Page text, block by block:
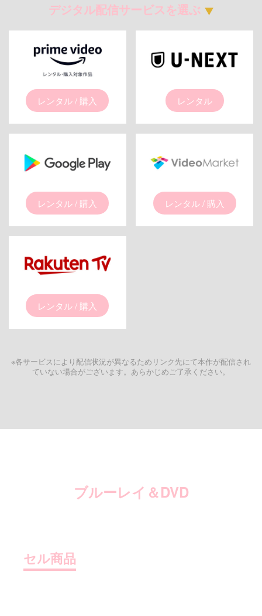
デジタル配信サービスを選ぶ
レンタル / 購入 レンタル
レンタル / 購入 レンタル / 購入
レンタル / 購入
※各サービスにより配信状況が異なるためリンク先にて本作が配信され
ていない場合がございます。あらかじめご了承ください。
ブルーレイ＆DVD
セル商品